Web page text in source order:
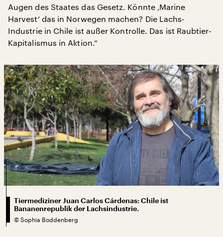
Augen des Staates das Gesetz. Könnte ‚Marine
Harvest‘ das in Norwegen machen? Die Lachs-
Industrie in Chile ist außer Kontrolle. Das ist Raubtier-
Kapitalismus in Aktion.“
Tiermediziner Juan Carlos Cárdenas: Chile ist
Bananenrepublik der Lachsindustrie.
© Sophia Boddenberg